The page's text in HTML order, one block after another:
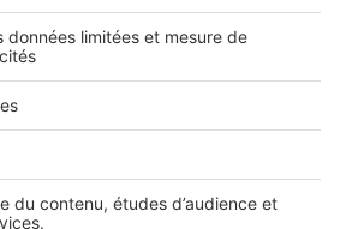
des Italiens 75009 Paris
01 53 38 80 00